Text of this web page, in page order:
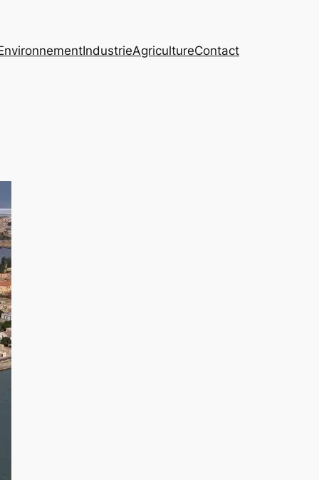
IndustrieAgricultureContact